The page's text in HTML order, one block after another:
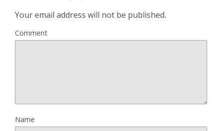
Your email address will not be published.
Comment
Name